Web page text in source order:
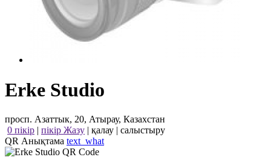
Erke Studio
просп. Азаттык, 20, Атырау, Казахстан
0 пікір | пікір Жазу | қалау | салыстыру
QR Анықтама text_what